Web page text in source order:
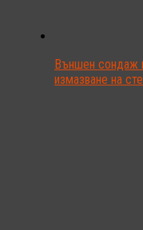
Външен сондаж
измазване на